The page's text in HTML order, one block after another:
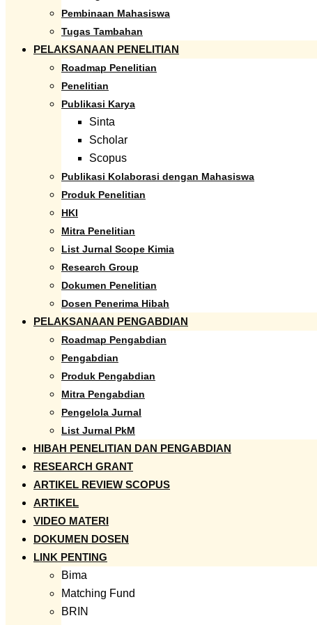
Pembinaan Mahasiswa
Tugas Tambahan
PELAKSANAAN PENELITIAN
Roadmap Penelitian
Penelitian
Publikasi Karya
Sinta
Scholar
Scopus
Publikasi Kolaborasi dengan Mahasiswa
Produk Penelitian
HKI
Mitra Penelitian
List Jurnal Scope Kimia
Research Group
Dokumen Penelitian
Dosen Penerima Hibah
PELAKSANAAN PENGABDIAN
Roadmap Pengabdian
Pengabdian
Produk Pengabdian
Mitra Pengabdian
Pengelola Jurnal
List Jurnal PkM
HIBAH PENELITIAN DAN PENGABDIAN
RESEARCH GRANT
ARTIKEL REVIEW SCOPUS
ARTIKEL
VIDEO MATERI
DOKUMEN DOSEN
LINK PENTING
Bima
Matching Fund
BRIN